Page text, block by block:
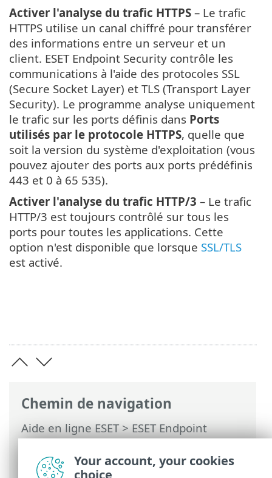
Chemin de navigation
Aide en ligne ESET>ESET Endpoint
Security>Configuration avancée>
Protections>Protection de l’accès Web>
Analyse du trafic HTTP(S)
Activer l'analyse du trafic HTTPS – Le trafic
HTTPS utilise un canal chiffré pour transférer
des informations entre un serveur et un
client. ESET Endpoint Security contrôle les
communications à l'aide des protocoles SSL
(Secure Socket Layer) et TLS (Transport Layer
Security). Le programme analyse uniquement
le trafic sur les ports définis dans Ports
utilisés par le protocole HTTPS, quelle que
soit la version du système d'exploitation (vous
pouvez ajouter des ports aux ports prédéfinis
443 et 0 à 65 535).
Activer l'analyse du trafic HTTP/3 – Le trafic
HTTP/3 est toujours contrôlé sur tous les
ports pour toutes les applications. Cette
option n'est disponible que lorsque SSL/TLS
est activé.
Your account, your cookies
choice